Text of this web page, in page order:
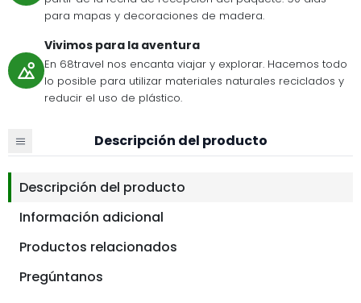
para mapas y decoraciones de madera.
Vivimos para la aventura
En 68travel nos encanta viajar y explorar. Hacemos todo
lo posible para utilizar materiales naturales reciclados y
reducir el uso de plástico.
Descripción del producto
Descripción del producto
Información adicional
Productos relacionados
Pregúntanos